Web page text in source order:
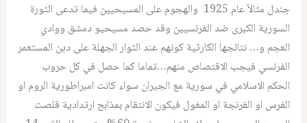
جندل مثالاً عام 1925 والهجوم على المسيحيين فيما تدعى الثورة
السورية الكبرى ضد الفرنسيين وقد حصد مسيحيو دمشق ووادي
العجم و… نتائجها الكارثية كونهم عند الثوار الجهلة على دين المستعمر
الفرنسي فيجب الاقتصاص منهم…تماما كما حصل في كل حروب
الحكم الاسلامي في سورية مع الجيران سواء كانت امبراطورية الروم او
الفرس او الفرنجة او المغول فيكون الانتقام بمذابح ارتدادية قلصت